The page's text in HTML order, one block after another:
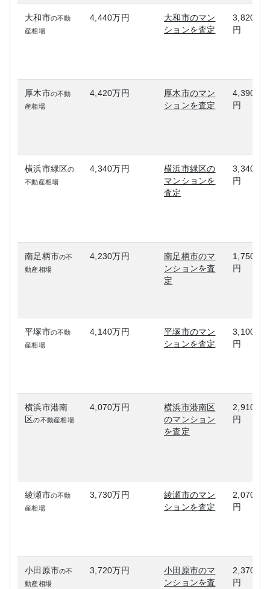
大和市の不動
産相場
4,440万円
大和市のマン
ションを査定
3,820万
円
厚木市の不動
産相場
4,420万円
厚木市のマン
ションを査定
4,390万
円
横浜市緑区の
不動産相場
4,340万円
横浜市緑区の
マンションを
査定
3,340万
円
南足柄市の不
動産相場
4,230万円
南足柄市のマ
ンションを査
定
1,750万
円
平塚市の不動
産相場
4,140万円
平塚市のマン
ションを査定
3,100万
円
横浜市港南
区の不動産相場
4,070万円
横浜市港南区
のマンション
を査定
2,910万
円
綾瀬市の不動
産相場
3,730万円
綾瀬市のマン
ションを査定
2,070万
円
小田原市の不
動産相場
3,720万円
小田原市のマ
ンションを査
2,370万
円